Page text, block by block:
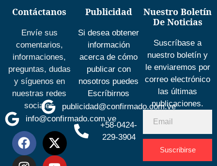
Contáctanos
Envíe sus
comentarios,
informaciones,
preguntas, dudas
y síguenos en
nuestras redes
sociales
info@confirmado.com.ve
Publicidad
Si desea obtener
información
acerca de cómo
publicar con
nosotros puedes
Escríbirnos
publicidad@confirmado.com.ve
+58-0424-
229-3904
Nuestro Boletín
De Noticias
Suscríbase a
nuestro boletín y
le enviaremos por
correo electrónico
las últimas
publicaciones.
Suscribirse